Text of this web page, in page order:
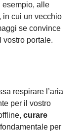
esempio, alle
in cui un vecchio
se convince
vostro portale.
respirare l’aria
per il vostro
curare
per